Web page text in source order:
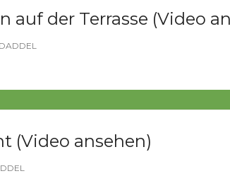
auf der Terrasse (Video
(Video ansehen)